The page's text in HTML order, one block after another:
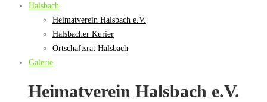
Halsbach
Heimatverein Halsbach e.V.
Halsbacher Kurier
Ortschaftsrat Halsbach
Galerie
Heimatverein Halsbach e.V.